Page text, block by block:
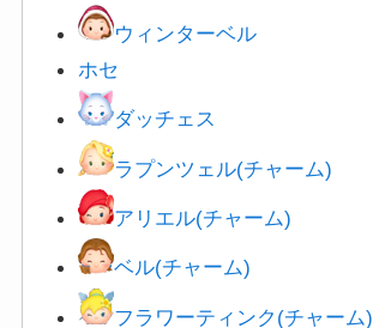
ウィンターベル
ホセ
ダッチェス
ラプンツェル(チャーム)
アリエル(チャーム)
ベル(チャーム)
フラワーティンク(チャーム)